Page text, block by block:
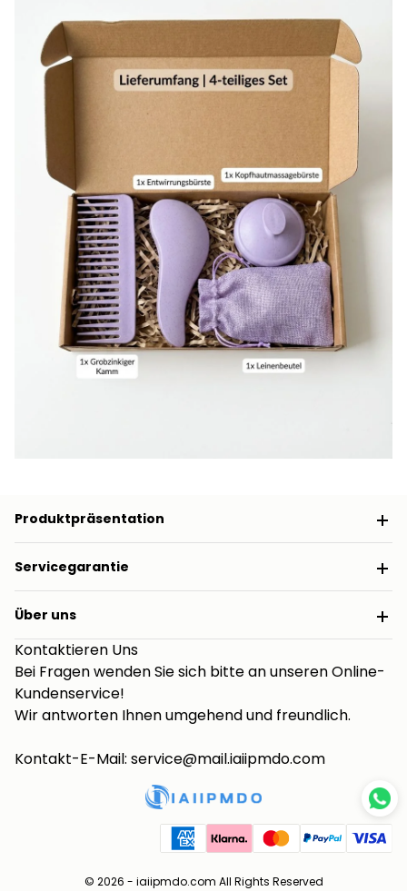
Produktpräsentation
Servicegarantie
Über uns
Kontaktieren Uns
Bei Fragen wenden Sie sich bitte an unseren Online-
Kundenservice!
Wir antworten Ihnen umgehend und freundlich.
Kontakt-E-Mail: service@mail.iaiipmdo.com
© 2026 - iaiipmdo.com All Rights Reserved